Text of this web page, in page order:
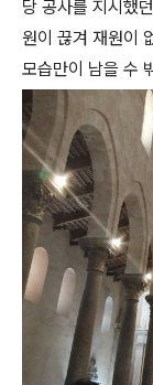
당 공사를 지시했
원이 끊겨 재원이
모습만이 남을 수